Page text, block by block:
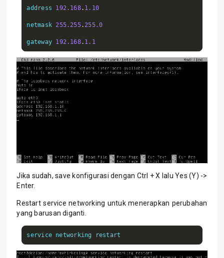
address 192.168. 1.10
netmask 255.255.255.0
gateway 192.168. 1.1
Jika sudah, save konfigurasi dengan Ctrl + X lalu Yes (Y) ->
Enter.
Restart service networking untuk menerapkan perubahan
yang barusan diganti.
service networking restart